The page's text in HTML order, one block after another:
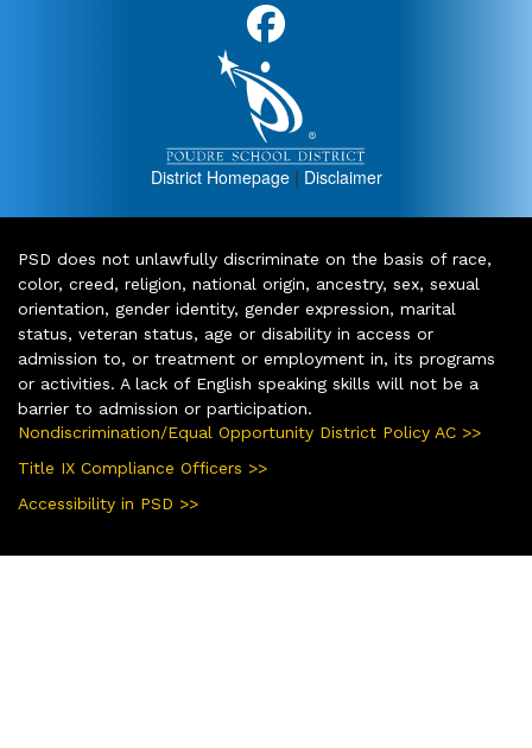
District Homepage| Disclaimer
PSD does not unlawfully discriminate on the basis of race,
color, creed, religion, national origin, ancestry, sex, sexual
orientation, gender identity, gender expression, marital
status, veteran status, age or disability in access or
admission to, or treatment or employment in, its programs
or activities. A lack of English speaking skills will not be a
barrier to admission or participation.
Nondiscrimination/Equal Opportunity District Policy AC >>
Title IX Compliance Officers >>
Accessibility in PSD >>